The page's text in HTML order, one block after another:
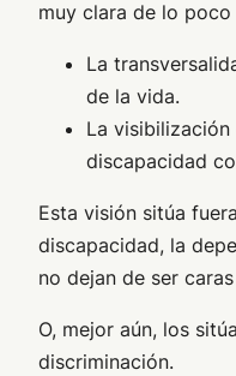
muy clara de lo
La
de la vida.
La
discapacidad
Esta visión sitúa
discapacidad, la
no dejan de ser
O, mejor aún, los
discriminación.